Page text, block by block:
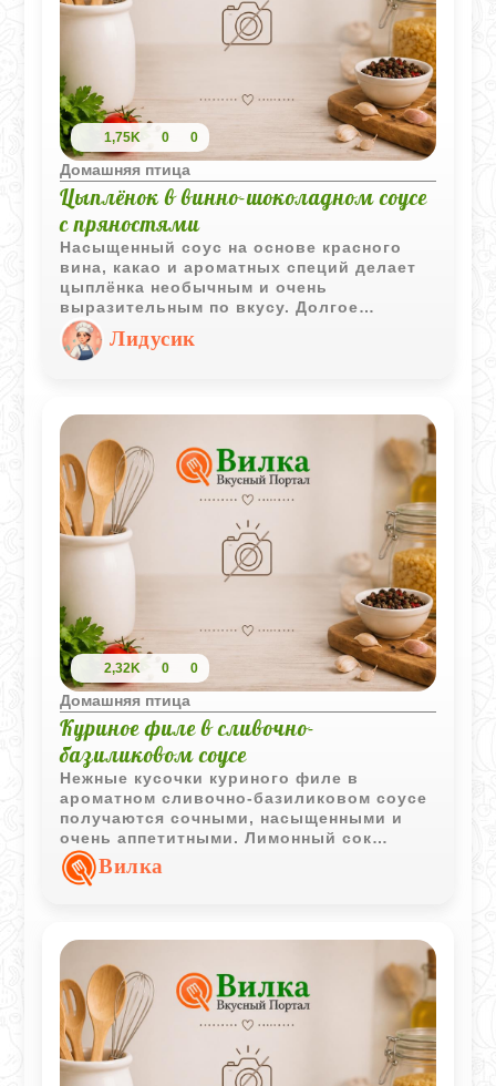
1,75K 0 0
Домашняя птица
Цыплёнок в винно-шоколадном соусе
с пряностями
Насыщенный соус на основе красного
вина, какао и ароматных специй делает
цыплёнка необычным и очень
выразительным по вкусу. Долгое
тушение придаёт мясу мягкость, а
пряности добавляют блюду глубокий и
согревающий аромат.
Лидусик
2,32K 0 0
Домашняя птица
Куриное филе в сливочно-
базиликовом соусе
Нежные кусочки куриного филе в
ароматном сливочно-базиликовом соусе
получаются сочными, насыщенными и
очень аппетитными. Лимонный сок
добавляет лёгкую свежесть, а базилик
делает вкус блюда ярким и
Вилка